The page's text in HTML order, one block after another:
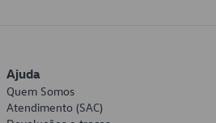
Ajuda
Quem Somos
Atendimento (SAC)